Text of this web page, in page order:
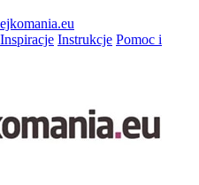
Inspiracje Instrukcje Pomoc i